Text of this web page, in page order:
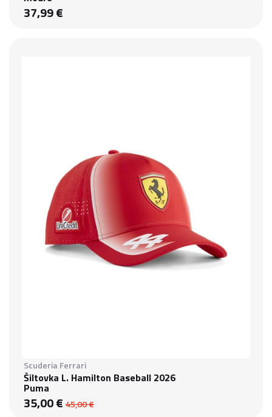
37,99 €
Scuderia Ferrari
Šiltovka L. Hamilton Baseball 2026
Puma
35,00 € 45,00 €